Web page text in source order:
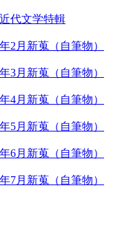
代文学特輯
2月新蒐（自筆物）
3月新蒐（自筆物）
4月新蒐（自筆物）
5月新蒐（自筆物）
6月新蒐（自筆物）
7月新蒐（自筆物）